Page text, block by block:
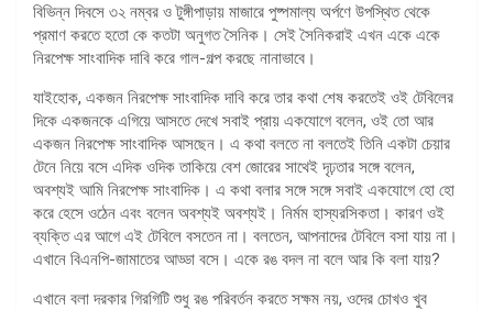
বিভিন্ন দিবসে ৩২ নম্বর ও টুঙ্গীপাড়ায় মাজারে পুষ্পমাল্য অর্পণে উপস্থিত থেকে
প্রমাণ করতে হতো কে কতটা অনুগত সৈনিক। সেই সৈনিকরাই এখন একে একে
নিরপেক্ষ সাংবাদিক দাবি করে গাল-গল্প করছে নানাভাবে।
যাইহোক, একজন নিরপেক্ষ সাংবাদিক দাবি করে তার কথা শেষ করতেই ওই টেবিলের
দিকে একজনকে এগিয়ে আসতে দেখে সবাই প্রায় একযোগে বলেন, ওই তো আর
একজন নিরপেক্ষ সাংবাদিক আসছেন। এ কথা বলতে না বলতেই তিনি একটা চেয়ার
টেনে নিয়ে বসে এদিক ওদিক তাকিয়ে বেশ জোরের সাথেই দৃঢ়তার সঙ্গে বলেন,
অবশ্যই আমি নিরপেক্ষ সাংবাদিক। এ কথা বলার সঙ্গে সঙ্গে সবাই একযোগে হো হো
করে হেসে ওঠেন এবং বলেন অবশ্যই অবশ্যই। নির্মম হাস্যরসিকতা। কারণ ওই
ব্যক্তি এর আগে এই টেবিলে বসতেন না। বলতেন, আপনাদের টেবিলে বসা যায় না।
এখানে বিএনপি-জামাতের আড্ডা বসে। একে রঙ বদল না বলে আর কি বলা যায়?
এখানে বলা দরকার গিরগিটি শুধু রঙ পরিবর্তন করতে সক্ষম নয়, ওদের চোখও খুব